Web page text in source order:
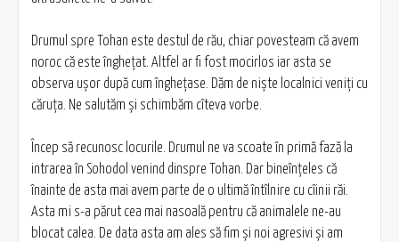
Drumul spre Tohan este destul de rău, chiar povesteam că avem
noroc că este înghețat. Altfel ar fi fost mocirlos iar asta se
observa ușor după cum înghețase. Dăm de niște localnici veniți cu
căruța. Ne salutăm și schimbăm cîteva vorbe.
Încep să recunosc locurile. Drumul ne va scoate în primă fază la
intrarea în Sohodol venind dinspre Tohan. Dar bineînțeles că
înainte de asta mai avem parte de o ultimă întîlnire cu cîinii răi.
Asta mi s-a părut cea mai nasoală pentru că animalele ne-au
blocat calea. De data asta am ales să fim și noi agresivi și am